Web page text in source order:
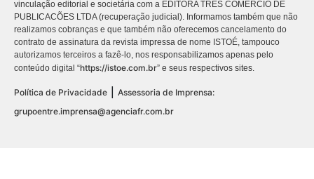
vinculação editorial e societária com a EDITORA TRES COMÉRCIO DE
PUBLICACÕES LTDA (recuperação judicial). Informamos também que não
realizamos cobranças e que também não oferecemos cancelamento do
contrato de assinatura da revista impressa de nome ISTOÉ, tampouco
autorizamos terceiros a fazê-lo, nos responsabilizamos apenas pelo
conteúdo digital “https://istoe.com.br” e seus respectivos sites.
Política de Privacidade
Assessoria de Imprensa:
grupoentre.imprensa@agenciafr.com.br